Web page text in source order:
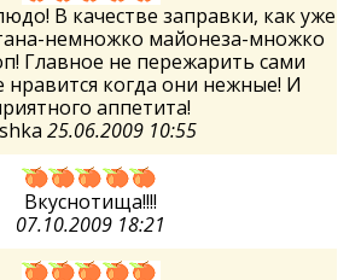
В качестве заправки, как уже
немножко майонеза-множко
Главное не пережарить сами
нравится когда они нежные! И
аппетита!
25.06.2009 10:55
Вкуснотища!!!!
07.10.2009 18:21